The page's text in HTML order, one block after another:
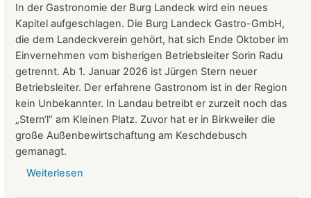
März
2026
In der Gastronomie der Burg Landeck wird ein neues
Kapitel aufgeschlagen. Die Burg Landeck Gastro-GmbH,
die dem Landeckverein gehört, hat sich Ende Oktober im
Einvernehmen vom bisherigen Betriebsleiter Sorin Radu
getrennt. Ab 1. Januar 2026 ist Jürgen Stern neuer
Betriebsleiter. Der erfahrene Gastronom ist in der Region
kein Unbekannter. In Landau betreibt er zurzeit noch das
„Stern‘l“ am Kleinen Platz. Zuvor hat er in Birkweiler die
große Außenbewirtschaftung am Keschdebusch
gemanagt.
Weiterlesen